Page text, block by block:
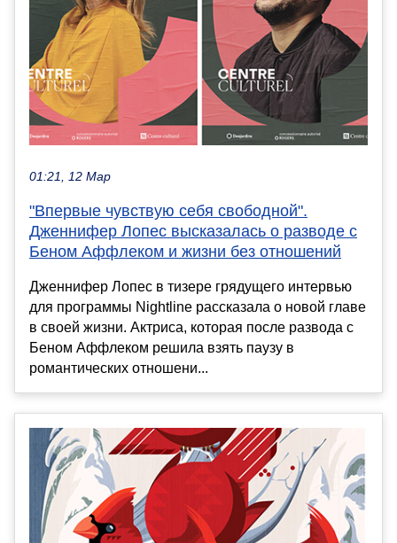
01:21, 12 Мар
"Впервые чувствую себя свободной".
Дженнифер Лопес высказалась о разводе с
Беном Аффлеком и жизни без отношений
Дженнифер Лопес в тизере грядущего интервью
для программы Nightline рассказала о новой главе
в своей жизни. Актриса, которая после развода с
Беном Аффлеком решила взять паузу в
романтических отношени...